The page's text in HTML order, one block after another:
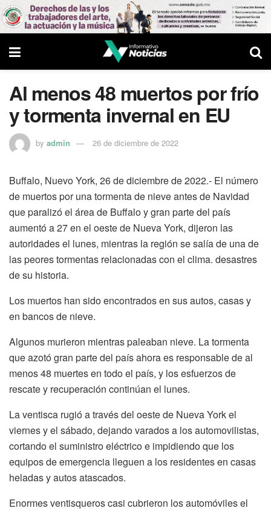
Al menos 48 muertos por frío
y tormenta invernal en EU
by admin 26 de diciembre de 2022
Buffalo, Nuevo York, 26 de diciembre de 2022.- El número
de muertos por una tormenta de nieve antes de Navidad
que paralizó el área de Buffalo y gran parte del país
aumentó a 27 en el oeste de Nueva York, dijeron las
autoridades el lunes, mientras la región se salía de una de
las peores tormentas relacionadas con el clima. desastres
de su historia.
Los muertos han sido encontrados en sus autos, casas y
en bancos de nieve.
Algunos murieron mientras paleaban nieve. La tormenta
que azotó gran parte del país ahora es responsable de al
menos 48 muertes en todo el país, y los esfuerzos de
rescate y recuperación continúan el lunes.
La ventisca rugió a través del oeste de Nueva York el
viernes y el sábado, dejando varados a los automovilistas,
cortando el suministro eléctrico e impidiendo que los
equipos de emergencia lleguen a los residentes en casas
heladas y autos atascados.
Enormes ventisqueros casi cubrieron los automóviles el